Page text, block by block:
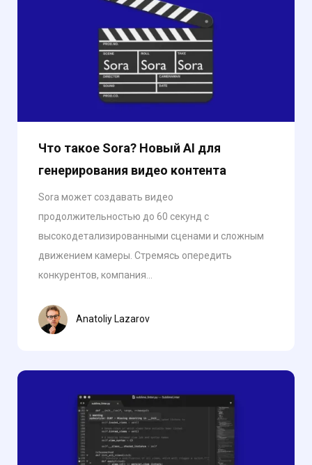
Что такое Sora? Новый AI для
генерирования видео контента
Sora может создавать видео
продолжительностью до 60 секунд с
высокодетализированными сценами и сложным
движением камеры. Стремясь опередить
конкурентов, компания...
Anatoliy Lazarov